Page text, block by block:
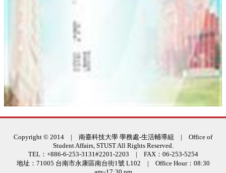
Copyright © 2014 | 南臺科技大學 學務處-生活輔導組 | Office of
Student Affairs, STUST All Rights Reserved.
TEL：+886-6-253-3131#2201-2203 | FAX：06-253-5254
地址：71005 台南市永康區南台街1號 L102 | Office Hour：08:30